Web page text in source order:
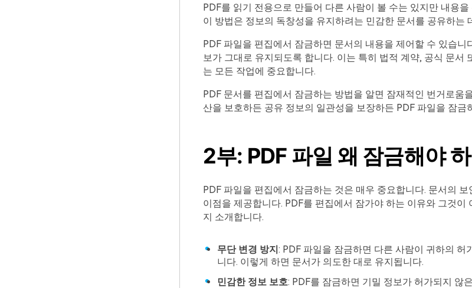
PDF를 읽기 전용으로 만들어 다른 사람이 볼 수는 있지만 내용
이 방법은 정보의 독창성을 유지하려는 민감한 문서를 공유하는
PDF 파일을 편집에서 잠금하면 문서의 내용을 제어할 수 있습니
보가 그대로 유지되도록 합니다. 이는 특히 법적 계약, 공식 문서
는 모든 작업에 중요합니다.
PDF 문서를 편집에서 잠금하는 방법을 알면 잠재적인 번거로움
산을 보호하든 공유 정보의 일관성을 보장하든 PDF 파일을 잠금
2부: PDF 파일 왜 잠금해야
PDF 파일을 편집에서 잠금하는 것은 매우 중요합니다. 문서의
이점을 제공합니다. PDF를 편집에서 잠가야 하는 이유와 그것이
지 소개합니다.
무단 변경 방지: PDF 파일을 잠금하면 다른 사람이 귀하의 허
니다. 이렇게 하면 문서가 의도한 대로 유지됩니다.
민감한 정보 보호: PDF를 잠금하면 기밀 정보가 허가되지 않